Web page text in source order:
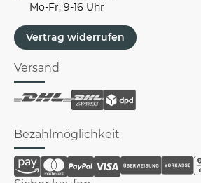
Mo-Fr, 9-16 Uhr
Vertrag widerrufen
Versand
Bezahlmöglichkeit